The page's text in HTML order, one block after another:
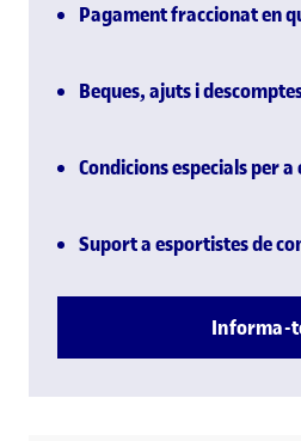
Pagament fraccionat en
Beques, ajuts i
Condicions especials per a
Suport a esportistes de
Informa-